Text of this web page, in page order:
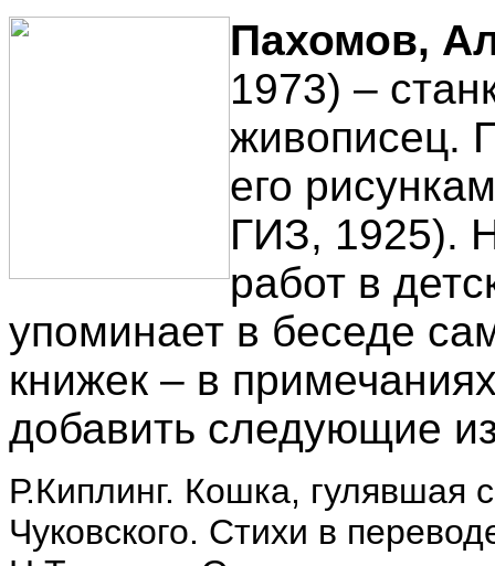
Пахомов,
1973) –
живописец.
его
ГИЗ, 1925).
работ в
упоминает в беседе
книжек – в
добавить следующие
Р.Киплинг. Кошка, гулявшая
Чуковского. Стихи в